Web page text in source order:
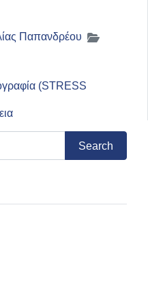
Παπανδρέου
(STRESS
Search